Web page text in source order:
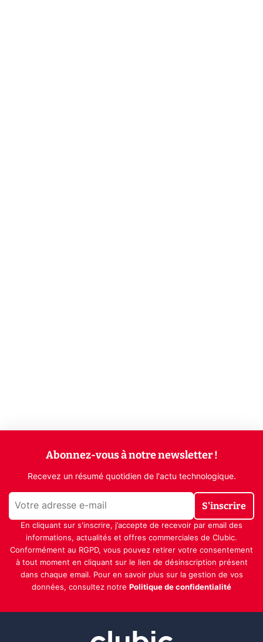
Abonnez-vous à notre newsletter !
Recevez un résumé quotidien de l'actu technologique.
S'inscrire
En cliquant sur s'inscrire, j’accepte de recevoir par email des
informations, actualités et offres commerciales de Clubic.
Conformément au RGPD, vous pouvez retirer votre consentement
à tout moment en cliquant sur le lien de désinscription présent
dans chaque email. Pour en savoir plus sur la gestion de vos
données, consultez notre Politique de confidentialité